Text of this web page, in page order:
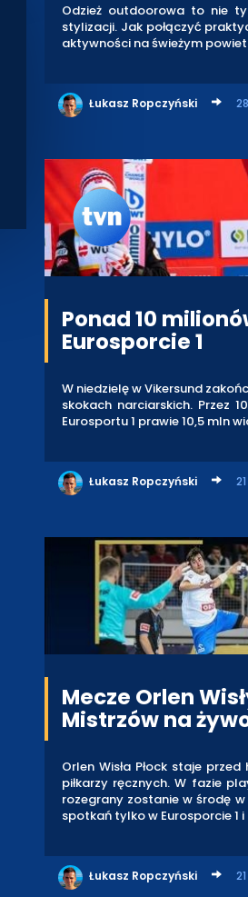
Odzież outdoorowa to nie
stylizacji. Jak połączyć
aktywności na świeżym
Łukasz Ropczyński
Ponad 10
Eurosporcie 1
W niedzielę w Vikersund
skokach narciarskich. Przez
Eurosportu 1 prawie 10,5 mln
Łukasz Ropczyński
Mecze Orlen
Mistrzów na
Orlen Wisła Płock staje
piłkarzy ręcznych. W fazie
rozegrany zostanie w środę w
spotkań tylko w Eurosporcie 1 i
Łukasz Ropczyński